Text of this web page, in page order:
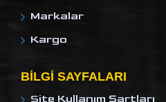
Markalar
Kargo
BILGI SAYFALARI
Site Kullanım Şartları